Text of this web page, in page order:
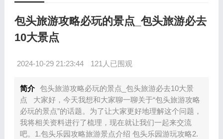
包头旅游攻略必玩的景点_包头旅游必去
10大景点
2024-10-29 21:23:44 121人已围观
简介 包头旅游攻略必玩的景点_包头旅游必去10大景
点 大家好，今天我想和大家聊一聊关于“包头旅游攻略
必玩的景点”的话题。为了让大家更好地理解这个问题，
我将相关资料进行了梳理，现在就让我们一起来交流
吧。1.包头乐园攻略旅游景点介绍 包头乐园游玩攻略2.